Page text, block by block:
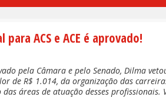
para ACS e ACE é aprovado!
pela Câmara e pelo Senado, Dilma
de R$ 1.014, da organização das
áreas de atuação desses